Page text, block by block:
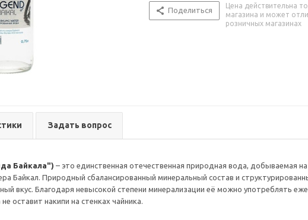
невысокую степень минерализации,
ежедневно без каких-либо ограничений.
Поделиться
Цена действительна
магазина и может
розничных магазинах
Задать вопрос
Байкала") – это единственная отечественная природная вода, добываемая на
Байкал. Природный сбалансированный минеральный состав и
вкус. Благодаря невысокой степени минерализации её можно употреблять
оставит накипи на стенках чайника.